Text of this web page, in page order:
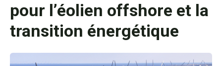
pour l’éolien offshore et la
transition énergétique